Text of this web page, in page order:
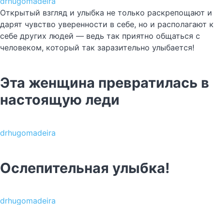
Открытый взгляд и улыбка не только раскрепощают и
дарят чувство уверенности в себе, но и располагают к
себе других людей — ведь так приятно общаться с
человеком, который так заразительно улыбается!
Эта женщина превратилась в
настоящую леди
drhugomadeira
Ослепительная улыбка!
drhugomadeira